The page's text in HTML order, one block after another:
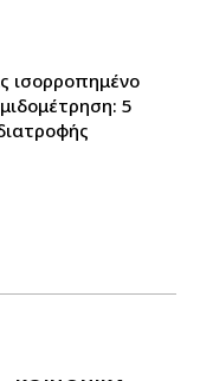
ισορροπημένο
5